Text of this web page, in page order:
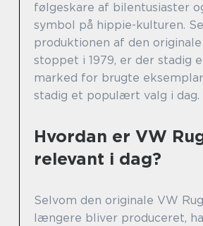
følgeskare af bilentusiaster
symbol på hippie-kulturen.
produktionen af den
stoppet i 1979, er der stadig
marked for brugte
stadig et populært valg i dag.
Hvordan er VW
relevant i dag?
Selvom den originale VW
længere bliver produceret,